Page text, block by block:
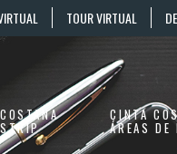
TOUR VIRTUAL
COSTANA
STRIP
CINTA
ÁREAS DE